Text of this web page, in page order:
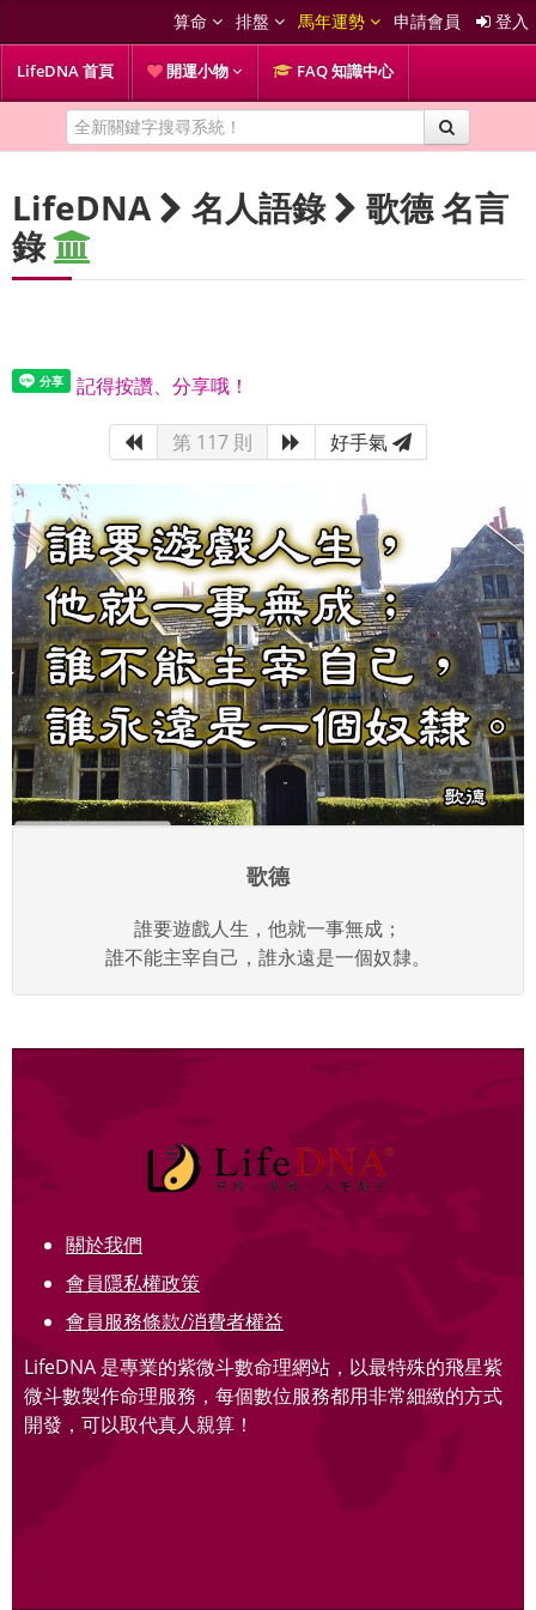
算命 排盤 馬年運勢 申請會員 登入
LifeDNA 首頁 開運小物 FAQ 知識中心
LifeDNA 名人語錄
歌德 名言
錄
記得按讚、分享哦！
第 117 則 好手氣
歌德
誰要遊戲人生，他就一事無成；
誰不能主宰自己，誰永遠是一個奴隸。
關於我們
會員隱私權政策
會員服務條款/消費者權益
LifeDNA 是專業的紫微斗數命理網站，以最特殊的飛星紫
微斗數製作命理服務，每個數位服務都用非常細緻的方式
開發，可以取代真人親算！